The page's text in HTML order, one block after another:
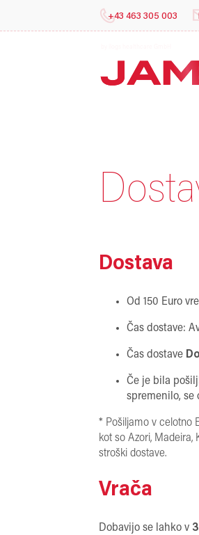
+43 463 305 003
Dostava
Od 150 Euro
Čas dostave:
Čas dostave
Če je bila
spremenilo, se
* Pošiljamo v celotno
kot so Azori, Madeira,
stroški dostave.
Vrača
Dobavijo se lahko v